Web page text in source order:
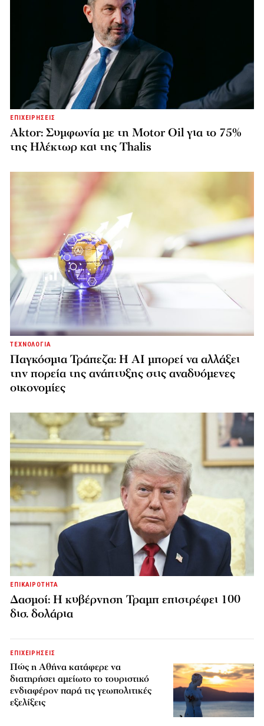
ΕΠΙΧΕΙΡΗΣΕΙΣ
Aktor: Συμφωνία με τη Motor Oil για το 75%
της Ηλέκτωρ και της Thalis
ΤΕΧΝΟΛΟΓΙΑ
Παγκόσμια Τράπεζα: Η AI μπορεί να αλλάξει
την πορεία της ανάπτυξης στις αναδυόμενες
οικονομίες
ΕΠΙΚΑΙΡΟΤΗΤΑ
Δασμοί: Η κυβέρνηση Τραμπ επιστρέφει 100
δισ. δολάρια
ΕΠΙΧΕΙΡΗΣΕΙΣ
Πώς η Αθήνα κατάφερε να
διατηρήσει αμείωτο το τουριστικό
ενδιαφέρον παρά τις γεωπολιτικές
εξελίξεις